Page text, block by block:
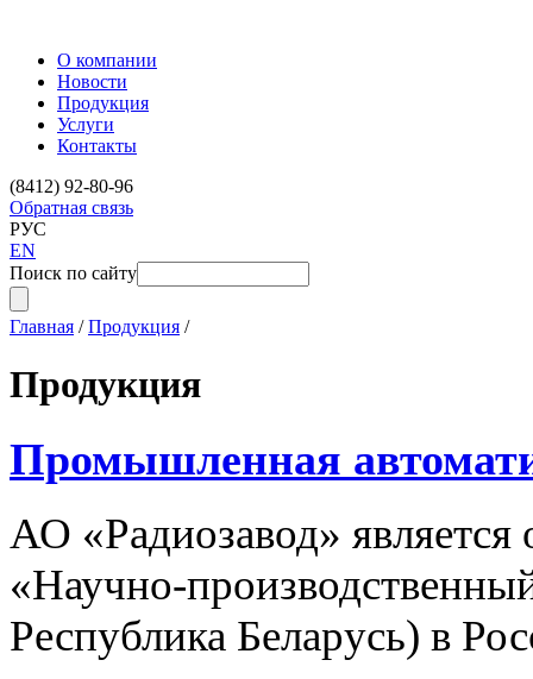
О компании
Новости
Продукция
Услуги
Контакты
(8412) 92-80-96
Обратная связь
РУС
EN
Поиск по сайту
Главная /Продукция /
Продукция
Промышленная
АО «Радиозавод»
«Научно-
Республика Беларусь) в